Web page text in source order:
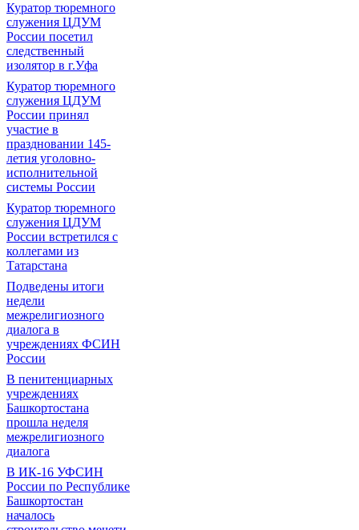
Куратор тюремного
служения ЦДУМ
России посетил
следственный
изолятор в г.Уфа
Куратор тюремного
служения ЦДУМ
России принял
участие в
праздновании 145-
летия уголовно-
исполнительной
системы России
Куратор тюремного
служения ЦДУМ
России встретился с
коллегами из
Татарстана
Подведены итоги
недели
межрелигиозного
диалога в
учреждениях ФСИН
России
В пенитенциарных
учреждениях
Башкортостана
прошла неделя
межрелигиозного
диалога
В ИК-16 УФСИН
России по Республике
Башкортостан
началось